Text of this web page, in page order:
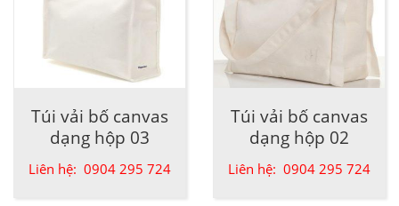
Túi vải bố canvas
dạng hộp 03
Liên hệ: 0904 295 724
Túi vải bố canvas
dạng hộp 02
Liên hệ: 0904 295 724